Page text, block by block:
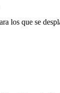
los que se